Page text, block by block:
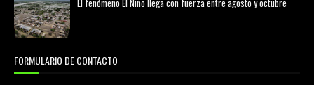
El fenómeno El Niño llega con fuerza entre agosto y octubre
FORMULARIO DE CONTACTO